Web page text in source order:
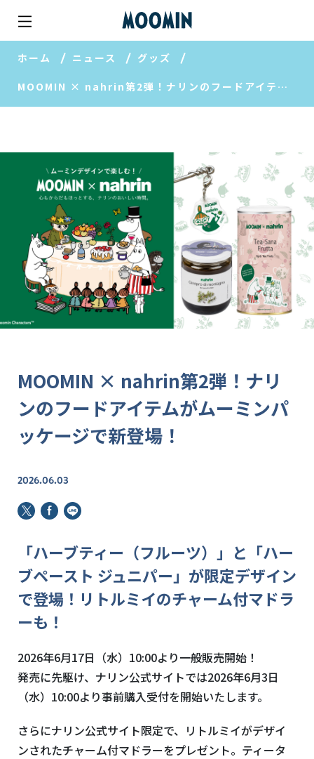
ホーム ニュース グッズ
MOOMIN × nahrin第2弾！ナリンのフードアイテムがムーミンパッケージで新登場！
MOOMIN × nahrin第2弾！ナリ
ンのフードアイテムがムーミンパ
ッケージで新登場！
2026.06.03
「ハーブティー（フルーツ）」と「ハー
ブペースト ジュニパー」が限定デザイン
で登場！リトルミイのチャーム付マドラ
ーも！
2026年6月17日（水）10:00より一般販売開始！
発売に先駆け、ナリン公式サイトでは2026年6月3日
（水）10:00より事前購入受付を開始いたします。
さらにナリン公式サイト限定で、リトルミイがデザイ
ンされたチャーム付マドラーをプレゼント。ティータ